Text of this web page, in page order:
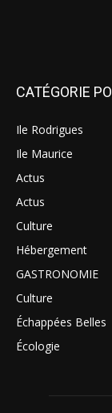
CATÉGORIE
Ile Rodrigues
Ile Maurice
Actus
Actus
Culture
Hébergement
GASTRONOMIE
Culture
Échappées Belles
Écologie